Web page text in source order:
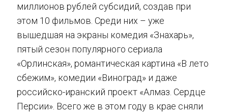
миллионов рублей субсидий, создав при
этом 10 фильмов. Среди них – уже
вышедшая на экраны комедия «Знахарь»,
пятый сезон популярного сериала
«Орлинская», романтическая картина «В лето
сбежим», комедии «Виноград» и даже
российско-иранский проект «Алмаз. Сердце
Персии». Всего же в этом году в крае сняли